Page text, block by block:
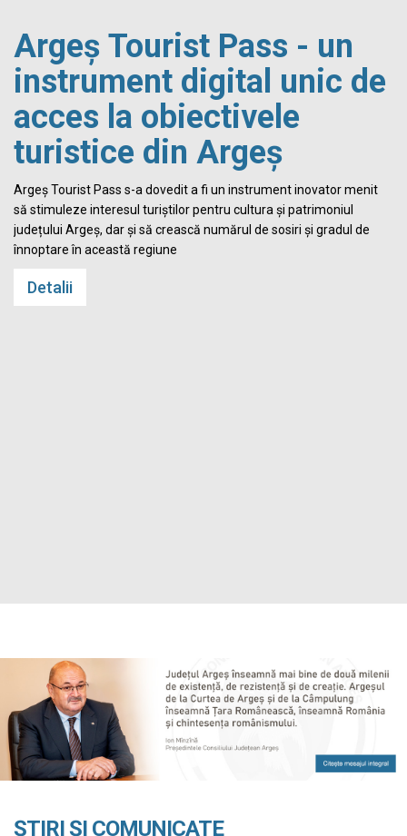
Argeș Tourist Pass - un
instrument digital unic de
acces la obiectivele
turistice din Argeș
Argeș Tourist Pass s-a dovedit a fi un instrument inovator menit
să stimuleze interesul turiștilor pentru cultura și patrimoniul
județului Argeș, dar și să crească numărul de sosiri și gradul de
înnoptare în această regiune
Detalii
ȘTIRI ȘI COMUNICATE